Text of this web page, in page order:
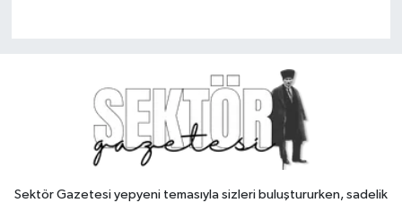
Sektör Gazetesi yepyeni temasıyla sizleri buluştururken, sadelik